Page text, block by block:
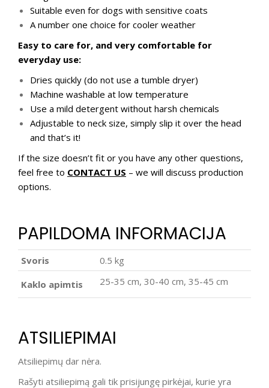
Suitable even for dogs with sensitive coats
A number one choice for cooler weather
Easy to care for, and very comfortable for
everyday use:
Dries quickly (do not use a tumble dryer)
Machine washable at low temperature
Use a mild detergent without harsh chemicals
Adjustable to neck size, simply slip it over the head
and that’s it!
If the size doesn’t fit or you have any other questions,
feel free to CONTACT US – we will discuss production
options.
PAPILDOMA INFORMACIJA
Svoris
0.5 kg
Kaklo apimtis
25-35 cm, 30-40 cm, 35-45 cm
ATSILIEPIMAI
Atsiliepimų dar nėra.
Rašyti atsiliepimą gali tik prisijungę pirkėjai, kurie yra